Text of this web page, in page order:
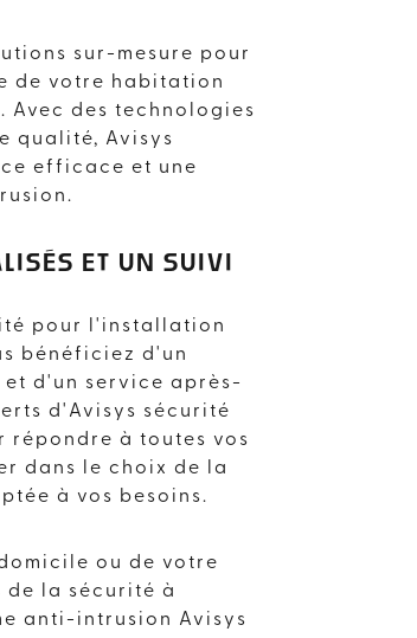
sur-mesure pour
de votre habitation
des technologies
qualité, Avisys
efficace et une
ET UN SUIVI
pour l'installation
bénéficiez d'un
d'un service après-
d'Avisys sécurité
répondre à toutes vos
dans le choix de la
à vos besoins.
ou de votre
de la sécurité à
anti-intrusion Avisys